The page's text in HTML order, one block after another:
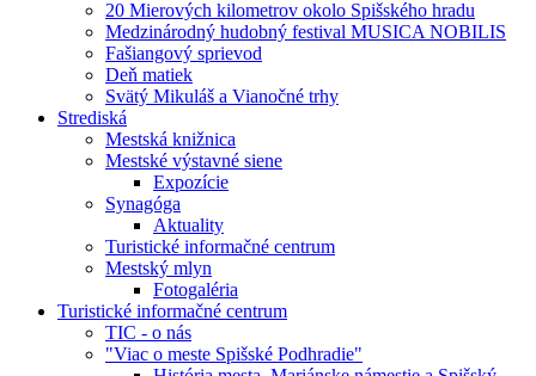
20 Mierových kilometrov okolo Spišského hradu
Medzinárodný hudobný festival MUSICA NOBILIS
Fašiangový sprievod
Deň matiek
Svätý Mikuláš a Vianočné trhy
Strediská
Mestská knižnica
Mestské výstavné siene
Expozície
Synagóga
Aktuality
Turistické informačné centrum
Mestský mlyn
Fotogaléria
Turistické informačné centrum
TIC - o nás
"Viac o meste Spišské Podhradie"